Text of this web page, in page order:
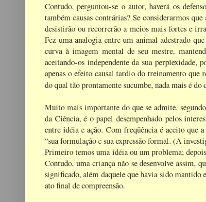
Contudo, perguntou-se o autor, haverá os
também causas contrárias? Se considerarmos
desistirão ou recorrerão a meios mais fortes e
Fez uma analogia entre um animal adestrado
curva à imagem mental de seu mestre,
aceitando-os independente da sua perplexidade,
apenas o efeito causal tardio do treinamento que
do qual tão prontamente sucumbe, nada mais é do
Muito mais importante do que se admite,
da Ciência, é o papel desempenhado pelos
entre idéia e ação. Com freqüência é aceito que
“sua formulação e sua expressão formal. (A
Primeiro temos uma idéia ou um problema;
Contudo, uma criança não se desenvolve assim,
significado, além daquele que havia sido
ato final de compreensão.